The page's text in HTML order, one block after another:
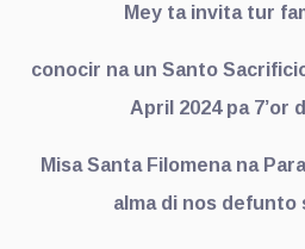
Mey ta invita tur
conocir na un Santo
April 2024 pa 7’or
Misa Santa Filomena na
alma di nos defunto